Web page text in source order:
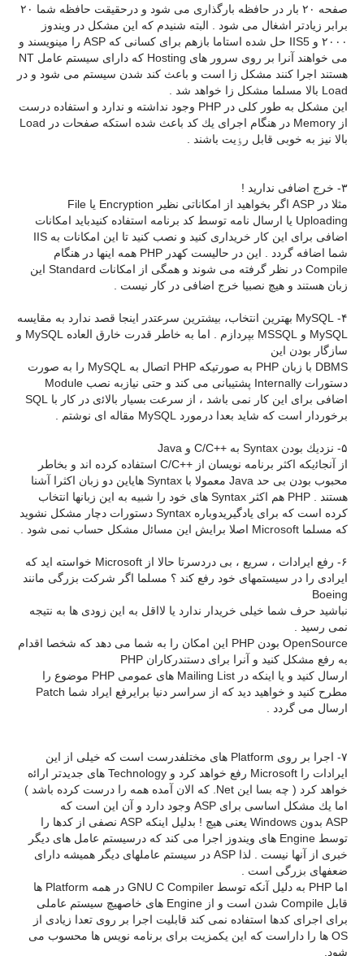
صفحه ۲۰ بار در حافظه بارگذاری می شود و درحقیقت حافظه شما ۲۰
برابر زیادتر اشغال می شود . البته شنیدم كه این مشكل در ویندوز
۲۰۰۰ و IIS5 حل شده استاما بازهم برای كسانی كه ASP را مینویسند و
می خواهند آنرا بر روی سرور های Hosting كه دارای سیستم عامل NT
هستند اجرا كنند مشكل زا است و باعث كند شدن سیستم می شود و در
Load بالا مسلما مشكل زا خواهد شد .
این مشكل به طور كلی در PHP وجود نداشته و ندارد و استفاده درست
از Memory در هنگام اجرای یك كد باعث شده استكه صفحات در Load
بالا نیز به خوبی قابل رٶیت باشند .
۳- خرج اضافی ندارید !
مثلا در ASP اگر بخواهید از امكاناتی نظیر Encryption یا File
Uploading یا ارسال نامه توسط كد برنامه استفاده كنیدباید امكانات
اضافی برای این كار خریداری كنید و نصب كنید تا این امكانات به IIS
شما اضافه گردد . این در حالیست كهدر PHP همه اینها در هنگام
Compile در نظر گرفته می شوند و همگی از امكانات Standard این
زبان هستند و هیچ نصبیا خرج اضافی در كار نیست .
۴- MySQL بهترین انتخاب، بیشترین سرعتدر اینجا قصد ندارد به مقایسه
MySQL و MSSQL بپردازم . اما به خاطر قدرت خارق العاده MySQL و
سازگار بودن این
DBMS با زبان PHP به صورتیكه PHP اتصال به MySQL را به صورت
دستورات Internally پشتیبانی می كند و حتی نیازبه نصب Module
اضافی برای این كار نمی باشد ، از سرعت بسیار بالاﺋی در كار با SQL
برخوردار است كه شاید بعدا درمورد MySQL مقاله ای نوشتم .
۵- نزدیك بودن Syntax به ++C/C و Java
از آنجاﺋیكه اكثر برنامه نویسان از ++C/C استفاده كرده اند و بخاطر
محبوب بودن بی حد Java معمولا با Syntax هایاین دو زبان اكثرا آشنا
هستند . PHP هم اكثر Syntax های خود را شبیه به این زبانها انتخاب
كرده است كه برای یادگیریدوباره Syntax دستورات دچار مشكل نشوید
كه مسلما Microsoft اصلا برایش این مساﺋل مشكل حساب نمی شود .
۶- رفع ایرادات ، سریع ، بی دردسرتا حالا از Microsoft خواسته اید كه
ایرادی را در سیستمهای خود رفع كند ؟ مسلما اگر شركت بزرگی مانند
Boeing
نباشید حرف شما خیلی خریدار ندارد یا لااقل به این زودی ها به نتیجه
نمی رسید .
OpenSource بودن PHP این امكان را به شما می دهد كه شخصا اقدام
به رفع مشكل كنید و آنرا برای دستندركاران PHP
ارسال كنید و یا اینكه در Mailing List های عمومی PHP موضوع را
مطرح كنید و خواهید دید كه از سراسر دنیا برایرفع ایراد شما Patch
ارسال می گردد .
۷- اجرا بر روی Platform های مختلفدرست است كه خیلی از این
ایرادات را Microsoft رفع خواهد كرد و Technology های جدیدتر اراﺋه
خواهد كرد ( چه بسا این Net. كه الان آمده همه را درست كرده باشد )
اما یك مشكل اساسی برای ASP وجود دارد و آن این است كه
ASP بدون Windows یعنی هیچ ! بدلیل اینكه ASP نصفی از كدها را
توسط Engine های ویندوز اجرا می كند كه درسیستم عامل های دیگر
خبری از آنها نیست . لذا ASP در سیستم عاملهای دیگر همیشه دارای
ضعفهای بزرگی است .
اما PHP به دلیل آنكه توسط GNU C Compiler در همه Platform ها
قابل Compile شدن است و از Engine های خاصهیچ سیستم عاملی
برای اجرای كدها استفاده نمی كند قابلیت اجرا بر روی تعدا زیادی از
OS ها را داراست كه این یكمزیت برای برنامه نویس ها محسوب می
شود.